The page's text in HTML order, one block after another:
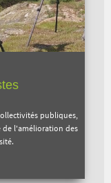
publiques,
de l'amélioration des